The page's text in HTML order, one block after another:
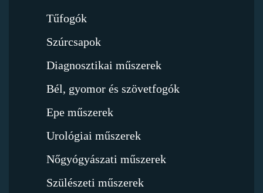
Tűfogók
Szúrcsapok
Diagnosztikai műszerek
Bél, gyomor és szövetfogók
Epe műszerek
Urológiai műszerek
Nőgyógyászati műszerek
Szülészeti műszerek